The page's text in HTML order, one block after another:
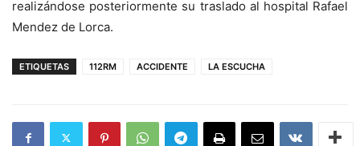
realizándose posteriormente su traslado al hospital Rafael
Mendez de Lorca.
ETIQUETAS 112RM ACCIDENTE LA ESCUCHA